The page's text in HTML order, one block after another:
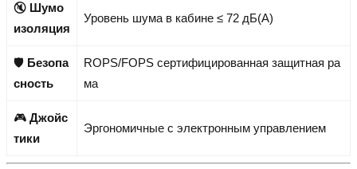
🔇 Шумо
изоляция
Уровень шума в кабине ≤ 72 дБ(А)
🛡️ Безопа
сность
ROPS/FOPS сертифицированная защитная ра
ма
🎮 Джойс
тики
Эргономичные с электронным управлением